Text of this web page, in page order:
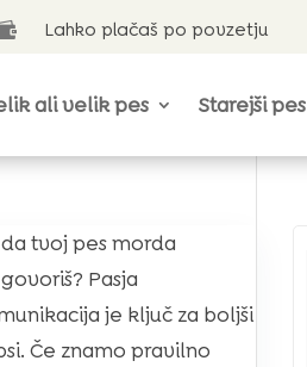
Lahko plačaš po povzetju
ali velik pes Starejši pes
tvoj pes morda
Pasja
je ključ za boljši
Če znamo pravilno